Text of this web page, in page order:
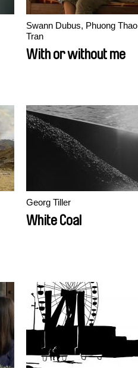
Swann Dubus, Phuong Thao
Tran
With or without me
Georg Tiller
White Coal